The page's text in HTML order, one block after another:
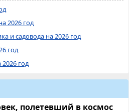
2026 год
и садовода на 2026 год
год
год
полетевший в космос